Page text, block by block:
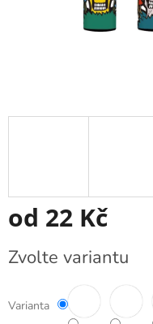
od 22 Kč
cena:
Zvolte variantu
Varianta